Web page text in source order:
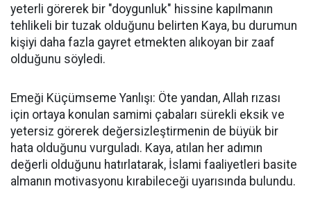
yeterli görerek bir "doygunluk" hissine kapılmanın
tehlikeli bir tuzak olduğunu belirten Kaya, bu durumun
kişiyi daha fazla gayret etmekten alıkoyan bir zaaf
olduğunu söyledi.
Emeği Küçümseme Yanlışı: Öte yandan, Allah rızası
için ortaya konulan samimi çabaları sürekli eksik ve
yetersiz görerek değersizleştirmenin de büyük bir
hata olduğunu vurguladı. Kaya, atılan her adımın
değerli olduğunu hatırlatarak, İslami faaliyetleri basite
almanın motivasyonu kırabileceği uyarısında bulundu.